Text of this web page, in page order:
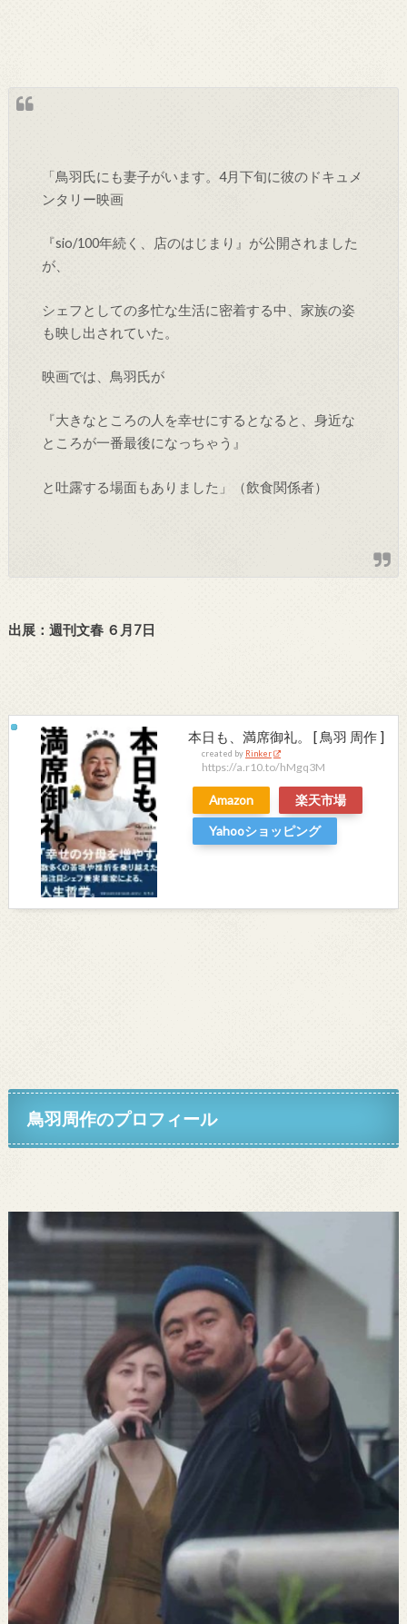
「鳥羽氏にも妻子がいます。4月下旬に彼のドキュメ
ンタリー映画
『sio/100年続く、店のはじまり』が公開されました
が、
シェフとしての多忙な生活に密着する中、家族の姿
も映し出されていた。
映画では、鳥羽氏が
『大きなところの人を幸せにするとなると、身近な
ところが一番最後になっちゃう』
と吐露する場面もありました」（飲食関係者）
出展：週刊文春 ６月7日
本日も、満席御礼。 [ 鳥羽 周作 ]
created by Rinker
https://a.r10.to/hMgq3M
Amazon
楽天市場
Yahooショッピング
鳥羽周作のプロフィール